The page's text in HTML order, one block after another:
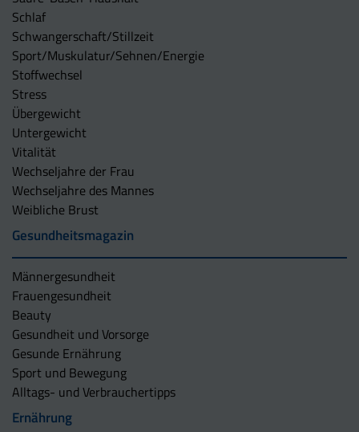
Schlaf
Schwangerschaft/Stillzeit
Sport/Muskulatur/Sehnen/Energie
Stoffwechsel
Stress
Übergewicht
Untergewicht
Vitalität
Wechseljahre der Frau
Wechseljahre des Mannes
Weibliche Brust
Gesundheitsmagazin
Männergesundheit
Frauengesundheit
Beauty
Gesundheit und Vorsorge
Gesunde Ernährung
Sport und Bewegung
Alltags- und Verbrauchertipps
Ernährung